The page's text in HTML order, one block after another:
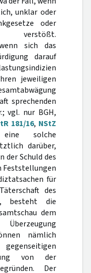
unklar oder
oder
verstößt.
sich das
darauf
jeweiligen
sprechenden
vgl. nur BGH,
181/16, NStZ
solche
darüber,
der Schuld des
Feststellungen
für
des
besteht die
dem
nämlich
von der
Der